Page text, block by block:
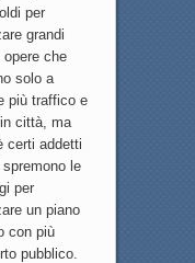
per
grandi
opere che
solo a
più traffico e
città, ma
certi addetti
spremono le
per
un piano
con più
pubblico.